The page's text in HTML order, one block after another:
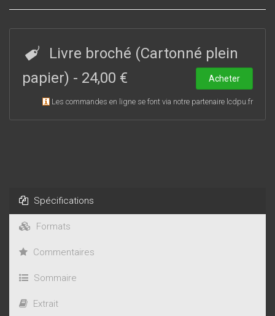
mais également porteur de risques évidents pour les libertés
nécessité de nouvelles réglementations et de redéfinitions
de plusieurs concepts juridiques.
Livre broché (Cartonné plein
papier) - 24,00 € Acheter
Les commandes en ligne se font via notre partenaire lcdpu.fr
Spécifications
Formats
Commentaires
Sommaire
Extrait